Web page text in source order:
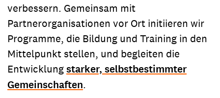
verbessern. Gemeinsam mit
Partnerorganisationen vor Ort initiieren wir
Programme, die Bildung und Training in den
Mittelpunkt stellen, und begleiten die
Entwicklungstarker, selbstbestimmter
Gemeinschaften.